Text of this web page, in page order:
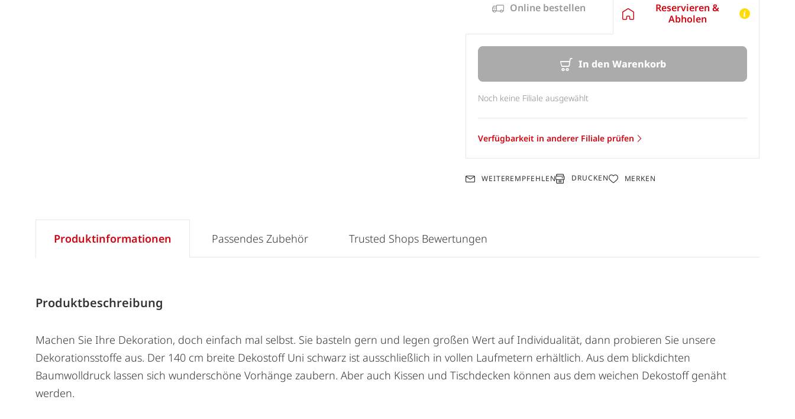
Online bestellen
Reservieren &
Abholen
In den Warenkorb
Noch keine Filiale ausgewählt
Verfügbarkeit in anderer Filiale prüfen
WEITEREMPFEHLEN DRUCKEN MERKEN
Produktinformationen
Produktbeschreibung
Machen Sie Ihre Dekoration, doch einfach mal selbst. Sie basteln gern und legen großen Wert auf Individualität, dann probieren Sie unsere
Dekorationsstoffe aus. Der 140 cm breite Dekostoff Uni schwarz ist ausschließlich in vollen Laufmetern erhältlich. Aus dem blickdichten
Baumwolldruck lassen sich wunderschöne Vorhänge zaubern. Aber auch Kissen und Tischdecken können aus dem weichen Dekostoff genäht
werden.
Passendes Zubehör Trusted Shops Bewertungen